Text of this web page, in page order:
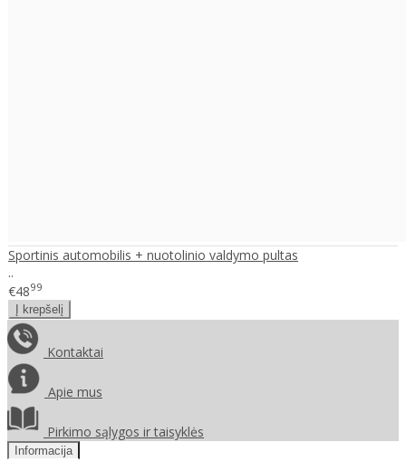
Sportinis automobilis + nuotolinio valdymo pultas
..
€4899
Kontaktai
Apie mus
Pirkimo sąlygos ir taisyklės
Informacija